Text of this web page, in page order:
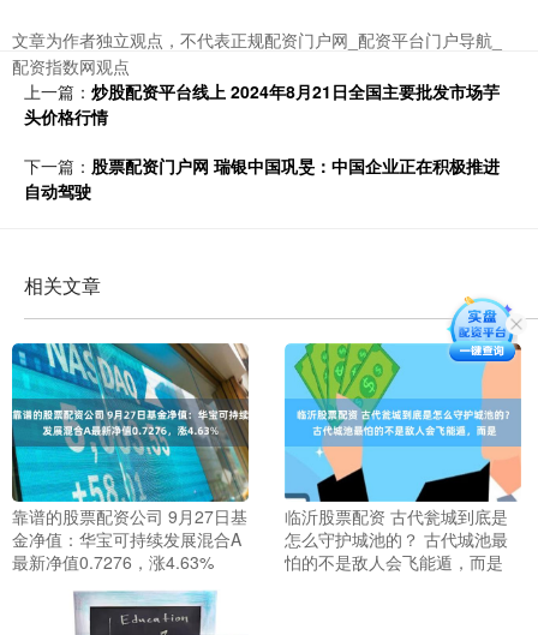
文章为作者独立观点，不代表正规配资门户网_配资平台门户导航_
配资指数网观点
上一篇： 炒股配资平台线上 2024年8月21日全国主要批发市场芋
头价格行情
下一篇： 股票配资门户网 瑞银中国巩旻：中国企业正在积极推进
自动驾驶
相关文章
靠谱的股票配资公司 9月27日基
金净值：华宝可持续发展混合A
最新净值0.7276，涨4.63%
临沂股票配资 古代瓮城到底是
怎么守护城池的？ 古代城池最
怕的不是敌人会飞能遁，而是